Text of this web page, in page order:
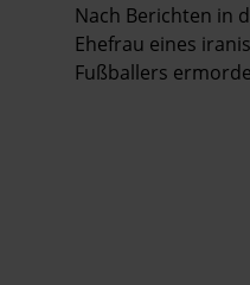
Nach Berichten in
Ehefrau eines
Fußballers